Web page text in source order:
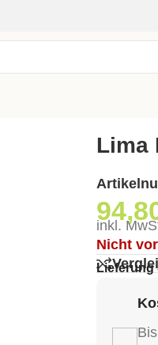
Lima
inkl.
Nicht
Lieferung